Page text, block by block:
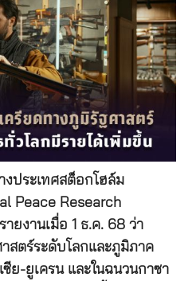
ประเทศสต็อกโฮล์ม
Peace Research
ายงานเมื่อ 1 ธ.ค. 68 ว่า
สตร์ระดับโลกและภูมิภาค
ซีย-ยูเครน และในฉนวนกาซา